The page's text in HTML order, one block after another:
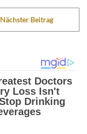
Nächster Beitrag